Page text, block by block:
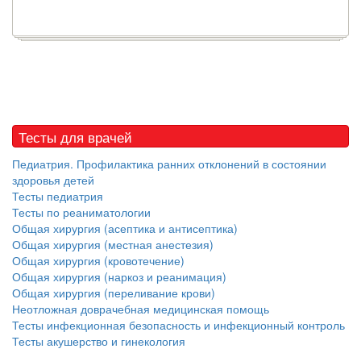
Тесты для врачей
Педиатрия. Профилактика ранних отклонений в состоянии
здоровья детей
Тесты педиатрия
Тесты по реаниматологии
Общая хирургия (асептика и антисептика)
Общая хирургия (местная анестезия)
Общая хирургия (кровотечение)
Общая хирургия (наркоз и реанимация)
Общая хирургия (переливание крови)
Неотложная доврачебная медицинская помощь
Тесты инфекционная безопасность и инфекционный контроль
Тесты акушерство и гинекология